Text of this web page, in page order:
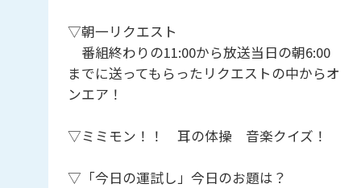
▽朝一リクエスト
番組終わりの11:00から放送当日の朝6:00
までに送ってもらったリクエストの中からオ
ンエア！
▽ミミモン！！ 耳の体操 音楽クイズ！
▽「今日の運試し」今日のお題は？